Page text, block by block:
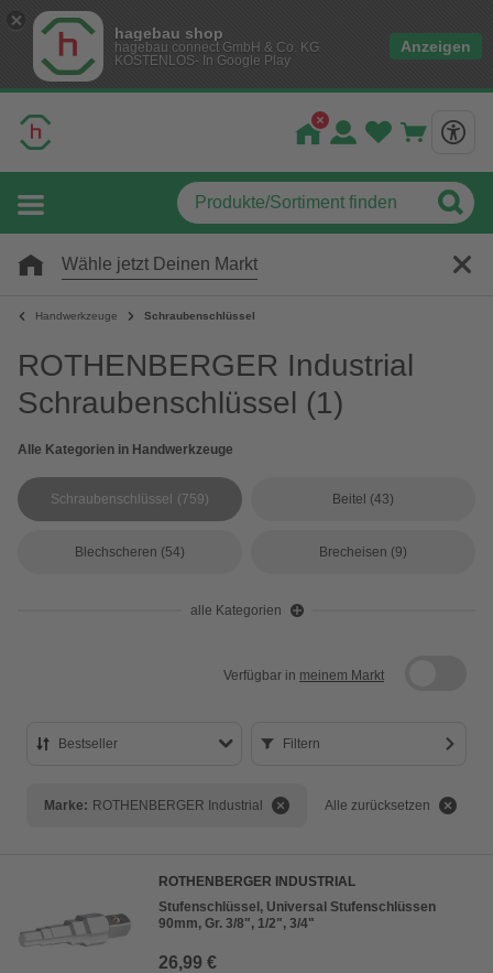
hagebau shop
hagebau connect GmbH & Co. KG
KOSTENLOS- In Google Play
Anzeigen
Wähle jetzt Deinen Markt
Handwerkzeuge Schraubenschlüssel
ROTHENBERGER Industrial
Schraubenschlüssel (1)
Alle Kategorien in Handwerkzeuge
Schraubenschlüssel (759) Beitel (43)
Blechscheren (54) Brecheisen (9)
alle Kategorien
Verfügbar in meinem Markt
Bestseller Filtern
Marke: ROTHENBERGER Industrial Alle zurücksetzen
ROTHENBERGER INDUSTRIAL
Stufenschlüssel, Universal Stufenschlüssen
90mm, Gr. 3/8", 1/2", 3/4"
26,99 €